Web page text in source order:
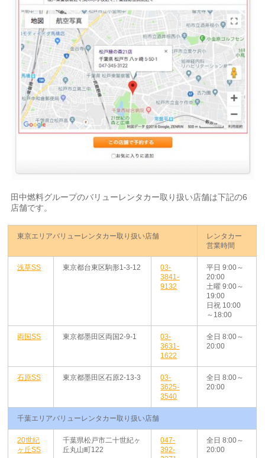
田中燃料グループのバリューレンタカー取り扱い店舗は下記の6
店舗です。
東京エリアバリューレンタカー取り扱い店舗
レンタカー
営業時間
浅草SS 東京都台東区駒形1-3-12
03-
3841-
9132
平日 9:00～
20:00
土曜 9:00～
19:00
日祝 10:00
～18:00
両国SS 東京都墨田区両国2-9-1
03-
3631-
1622
全日 8:00～
20:00
石原SS 東京都墨田区石原2-13-3
03-
3625-
3540
全日 8:00～
20:00
千葉エリアバリューレンタカー取り扱い店舗
20世紀
ヶ丘SS
千葉県松戸市二十世紀ヶ
丘丸山町122
047-
392-
全日 8:00～
20:00